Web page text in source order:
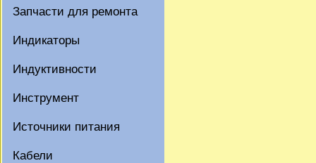
Запчасти для ремонта
Индикаторы
Индуктивности
Инструмент
Источники питания
Кабели